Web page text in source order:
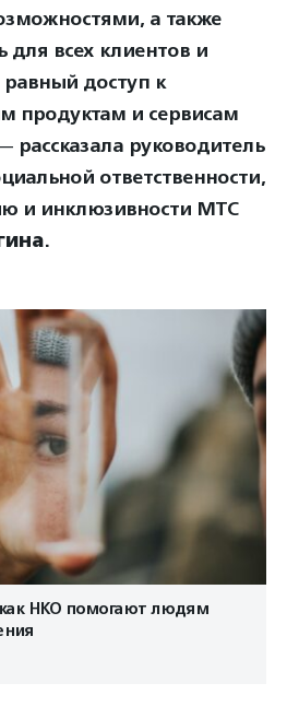
а также
для всех клиентов и
равный доступ к
продуктам и сервисам
рассказала руководитель
ответственности,
и инклюзивности МТС
.
НКО помогают людям